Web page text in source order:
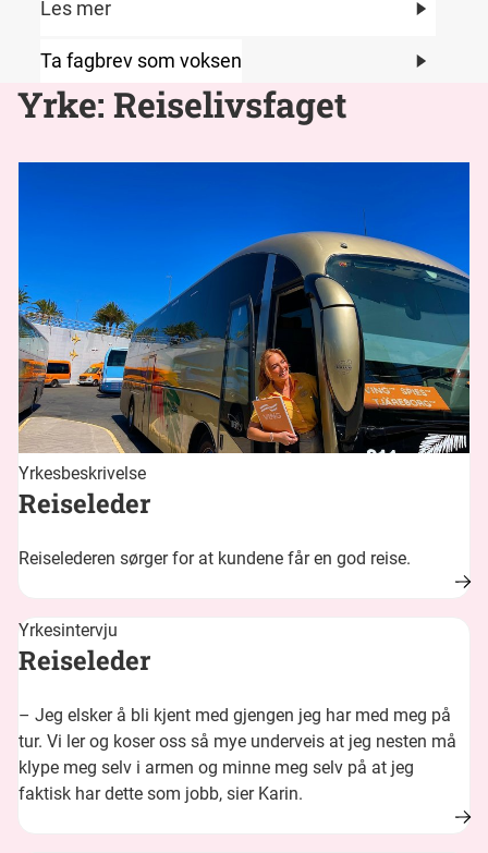
Les mer
Ta fagbrev som voksen
Yrke: Reiselivsfaget
Yrkesbeskrivelse
Reiseleder
Reiselederen sørger for at kundene får en god reise.
Yrkesintervju
Reiseleder
– Jeg elsker å bli kjent med gjengen jeg har med meg på
tur. Vi ler og koser oss så mye underveis at jeg nesten må
klype meg selv i armen og minne meg selv på at jeg
faktisk har dette som jobb, sier Karin.